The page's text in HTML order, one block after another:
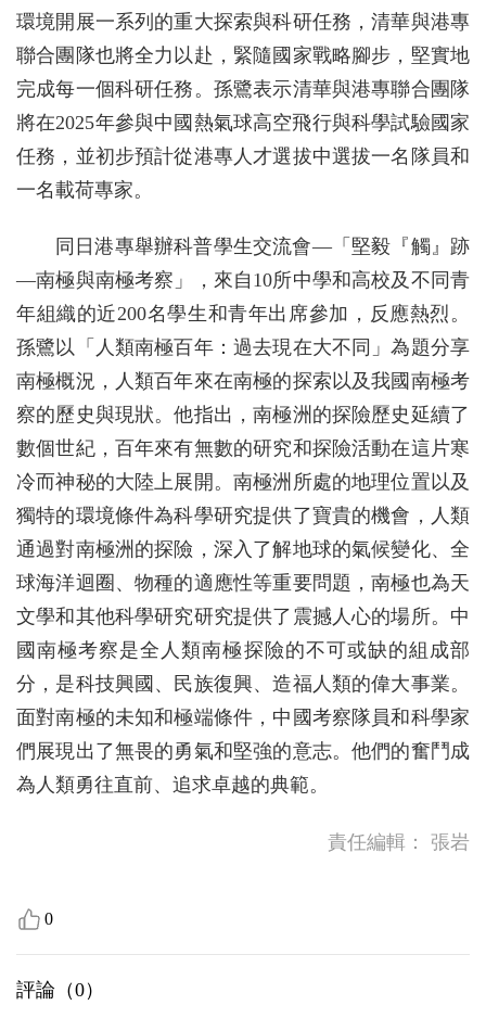
環境開展一系列的重大探索與科研任務，清華與港專
聯合團隊也將全力以赴，緊隨國家戰略腳步，堅實地
完成每一個科研任務。孫鷺表示清華與港專聯合團隊
將在2025年參與中國熱氣球高空飛行與科學試驗國家
任務，並初步預計從港專人才選拔中選拔一名隊員和
一名載荷專家。
同日港專舉辦科普學生交流會—「堅毅『觸』跡
—南極與南極考察」，來自10所中學和高校及不同青
年組織的近200名學生和青年出席參加，反應熱烈。
孫鷺以「人類南極百年：過去現在大不同」為題分享
南極概況，人類百年來在南極的探索以及我國南極考
察的歷史與現狀。他指出，南極洲的探險歷史延續了
數個世紀，百年來有無數的研究和探險活動在這片寒
冷而神秘的大陸上展開。南極洲所處的地理位置以及
獨特的環境條件為科學研究提供了寶貴的機會，人類
通過對南極洲的探險，深入了解地球的氣候變化、全
球海洋迴圈、物種的適應性等重要問題，南極也為天
文學和其他科學研究研究提供了震撼人心的場所。中
國南極考察是全人類南極探險的不可或缺的組成部
分，是科技興國、民族復興、造福人類的偉大事業。
面對南極的未知和極端條件，中國考察隊員和科學家
們展現出了無畏的勇氣和堅強的意志。他們的奮鬥成
為人類勇往直前、追求卓越的典範。
責任編輯： 張岩
0
評論（0）